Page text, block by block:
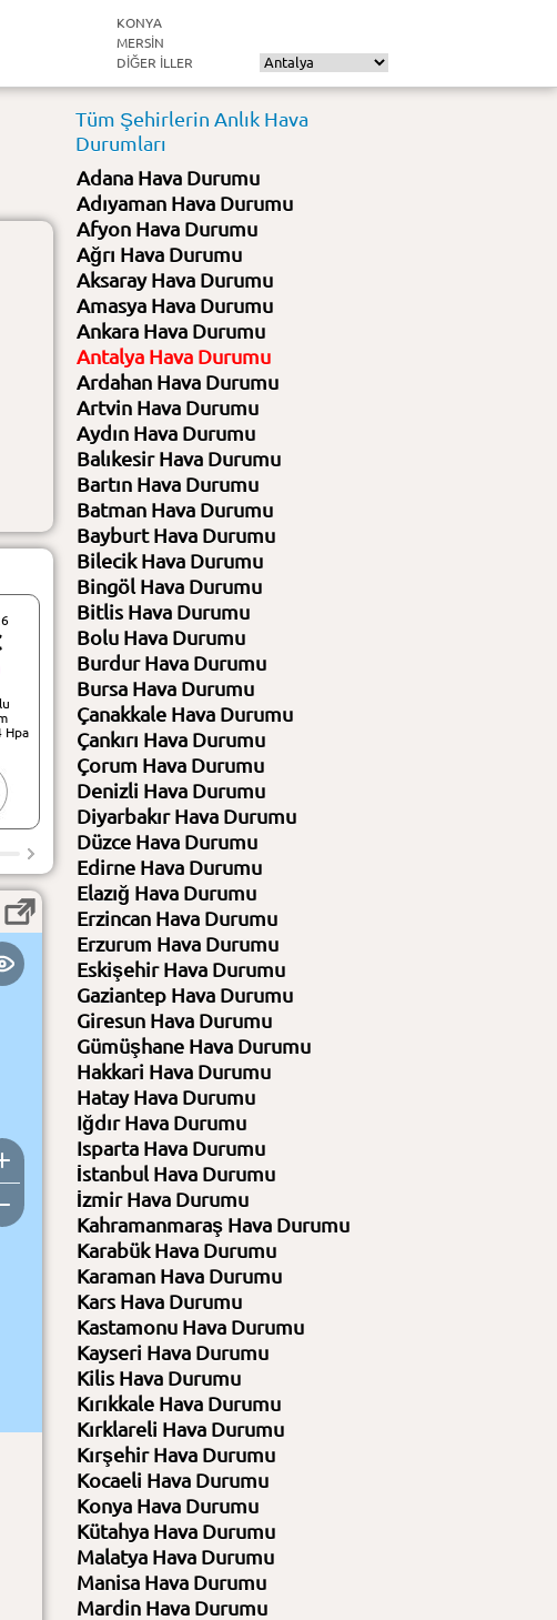
KONYA
MERSIN
DIĞER ILLER
Hpa
06:00
7.08.2026
29⁰C
Az bulutlu
%65 Nem
Basınç 1004 Hpa
0
7.08.2026
30⁰C
%61 Nem
Basınç 1005 Hpa
11
Tüm Şehirlerin Anlık Hava
Durumları
Adana Hava Durumu
Adıyaman Hava Durumu
Afyon Hava Durumu
Ağrı Hava Durumu
Aksaray Hava Durumu
Amasya Hava Durumu
Ankara Hava Durumu
Antalya Hava Durumu
Ardahan Hava Durumu
Artvin Hava Durumu
Aydın Hava Durumu
Balıkesir Hava Durumu
Bartın Hava Durumu
Batman Hava Durumu
Bayburt Hava Durumu
Bilecik Hava Durumu
Bingöl Hava Durumu
Bitlis Hava Durumu
Bolu Hava Durumu
Burdur Hava Durumu
Bursa Hava Durumu
Çanakkale Hava Durumu
Çankırı Hava Durumu
Çorum Hava Durumu
Denizli Hava Durumu
Diyarbakır Hava Durumu
Düzce Hava Durumu
Edirne Hava Durumu
Elazığ Hava Durumu
Erzincan Hava Durumu
Erzurum Hava Durumu
Eskişehir Hava Durumu
Gaziantep Hava Durumu
Giresun Hava Durumu
Gümüşhane Hava Durumu
Hakkari Hava Durumu
Hatay Hava Durumu
Iğdır Hava Durumu
Isparta Hava Durumu
İstanbul Hava Durumu
İzmir Hava Durumu
Kahramanmaraş Hava Durumu
Karabük Hava Durumu
Karaman Hava Durumu
Kars Hava Durumu
Kastamonu Hava Durumu
Kayseri Hava Durumu
Kilis Hava Durumu
Kırıkkale Hava Durumu
Kırklareli Hava Durumu
Kırşehir Hava Durumu
Kocaeli Hava Durumu
Konya Hava Durumu
Kütahya Hava Durumu
Malatya Hava Durumu
Manisa Hava Durumu
Mardin Hava Durumu